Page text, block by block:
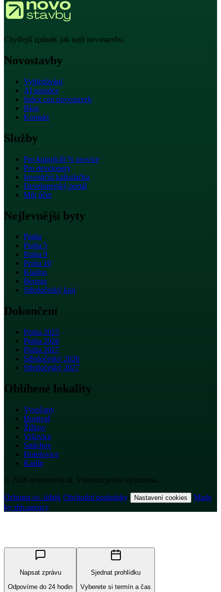
Chytřejší způsob, jak najít novostavbu.
Novostavby
Vyhledávání
AI poradce
Index cen novostaveb
Blog
Kontakt
Služby
Pro kupující0 % provize
Pro developery
Investiční kalkulačka
Developerský portál
Můj účet
Nejlevnější byty
Praha
Praha 5
Praha 9
Praha 10
Kladno
Beroun
Středočeský kraj
Dokončení
Praha 2025
Praha 2026
Praha 2027
Středočeský 2026
Středočeský 2027
Oblíbené lokality
Vysočany
Hostivař
Žižkov
Vršovice
Smíchov
Holešovice
Karlín
© 2026 novostavby.ai. Všechna práva vyhrazena.
Ochrana os. údajů·Obchodní podmínky· Nastavení cookies ·Made
by shh.agency
Napsat zprávu
Odpovíme do 24 hodin
Sjednat prohlídku
Vyberete si termín a čas